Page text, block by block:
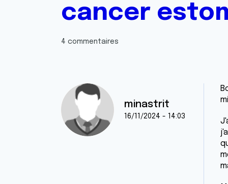
cancer
4 commentaires
minastrit
16/11/2024 - 14:03